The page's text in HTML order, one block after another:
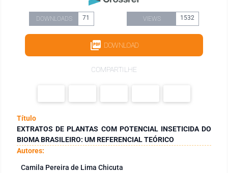
DOWNLOADS 71 VIEWS 1532
DOWNLOAD
COMPARTILHE
Título
EXTRATOS DE PLANTAS COM POTENCIAL INSETICIDA DO
BIOMA BRASILEIRO: UM REFERENCIAL TEÓRICO
Autores:
Camila Pereira de Lima Chicuta